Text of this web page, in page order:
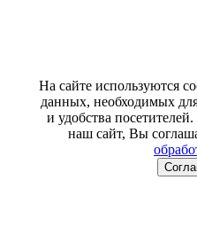
На сайте используются
данных, необходимых
и удобства
наш сайт, Вы